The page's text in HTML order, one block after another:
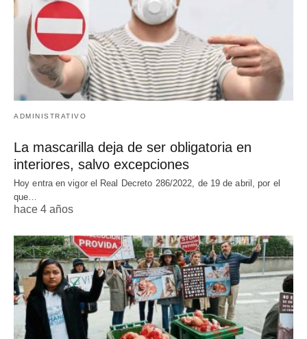
ADMINISTRATIVO
La mascarilla deja de ser obligatoria en
interiores, salvo excepciones
Hoy entra en vigor el Real Decreto 286/2022, de 19 de abril, por el
que…
hace 4 años